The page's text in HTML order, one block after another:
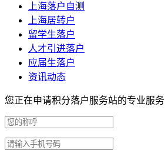
上海落户自测
上海居转户
留学生落户
人才引进落户
应届生落户
资讯动态
您正在申请积分落户服务站的专业服务